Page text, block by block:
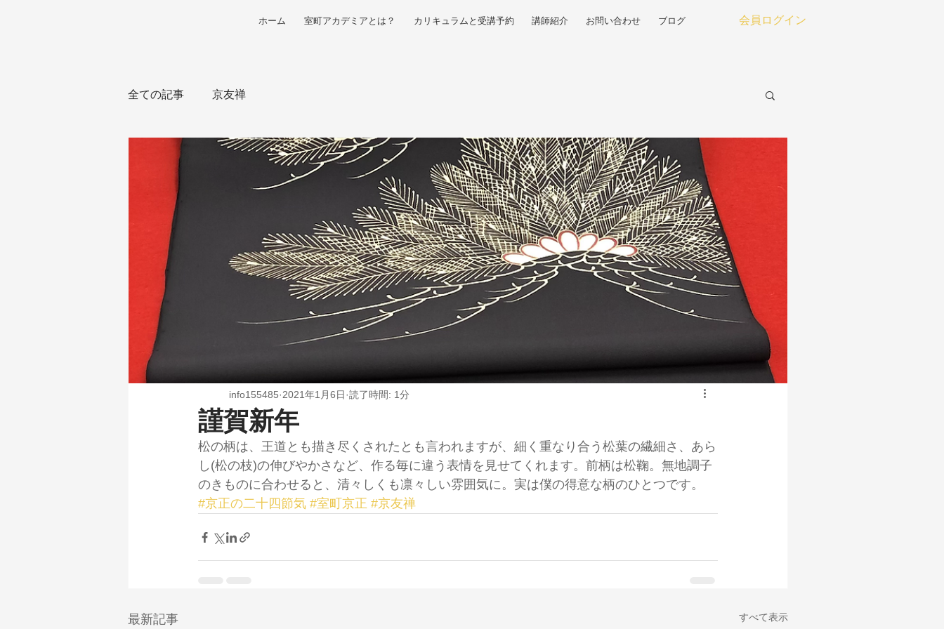
ホーム 室町アカデミアとは？ カリキュラムと受講予約 講師紹介 お問い合わせ ブログ 会員ログイン
全ての記事 京友禅
謹賀新年
info155485 2021年1月6日 読了時間: 1分
松の柄は、王道とも描き尽くされたとも言われますが、細く重なり合う松葉の繊細さ、あら
し(松の枝)の伸びやかさなど、作る毎に違う表情を見せてくれます。前柄は松鞠。無地調子
のきものに合わせると、清々しくも凛々しい雰囲気に。実は僕の得意な柄のひとつです。
#京正の二十四節気 #室町京正 #京友禅
最新記事 すべて表示